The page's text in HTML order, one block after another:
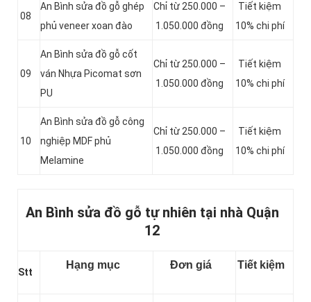
08
An Bình sửa đồ gỗ ghép
phủ veneer xoan đào
Chỉ từ 250.000 –
1.050.000 đồng
Tiết kiệm
10% chi phí
09
An Bình sửa đồ gỗ cốt
ván Nhựa Picomat sơn
PU
Chỉ từ 250.000 –
1.050.000 đồng
Tiết kiệm
10% chi phí
10
An Bình sửa đồ gỗ công
nghiệp MDF phủ
Melamine
Chỉ từ 250.000 –
1.050.000 đồng
Tiết kiệm
10% chi phí
An Bình sửa đồ gỗ tự nhiên tại nhà Quận
12
Stt
Hạng mục Đơn giá Tiết kiệm